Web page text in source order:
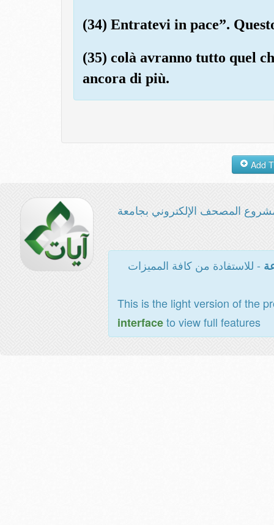
(34) Entratevi in pace”.
(35) colà avranno tutto quel
ancora di più.
المصحف الإلكتروني بجامعة
- للاستفادة من كافة المميزات
This is the light version of the
interfaceto view full features